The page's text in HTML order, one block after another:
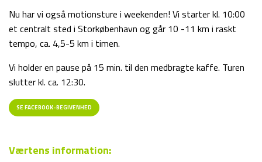
Nu har vi også motionsture i weekenden! Vi starter kl. 10:00
et centralt sted i Storkøbenhavn og går 10 -11 km i raskt
tempo, ca. 4,5-5 km i timen.
Vi holder en pause på 15 min. til den medbragte kaffe. Turen
slutter kl. ca. 12:30.
SE FACEBOOK-BEGIVENHED
Værtens information: